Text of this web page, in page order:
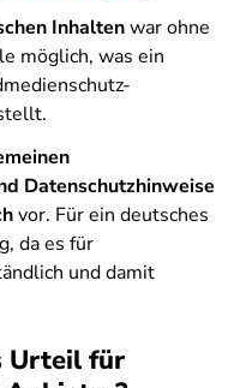
Inhaltenwar ohne
möglich, was ein
Datenschutzhinweise
vor. Für ein deutsches
da es für
und damit
Urteil für